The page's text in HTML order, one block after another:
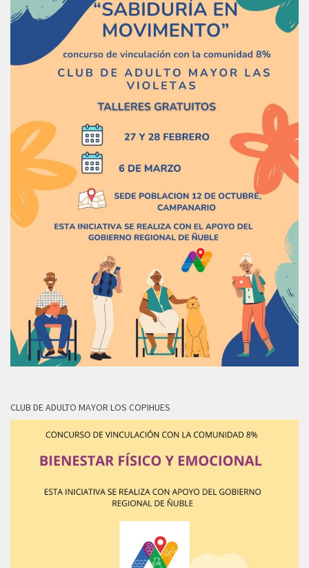
CLUB DE ADULTO MAYOR LOS COPIHUES